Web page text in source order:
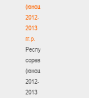
(юноши)
2012-
2013
гг.р.
Республиканские
соревнования
(юноши)
2012-
2013